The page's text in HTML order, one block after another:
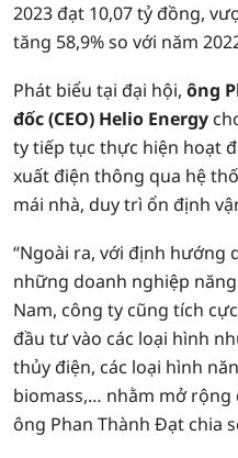
2023 đạt 10,07 tỷ đồng,
tăng 58,9% so với năm
Phát biểu tại đại hội, ông
đốc (CEO) Helio Energy
ty tiếp tục thực hiện hoạt
xuất điện thông qua hệ
mái nhà, duy trì ổn định
“Ngoài ra, với định
những doanh nghiệp
Nam, công ty cũng tích
đầu tư vào các loại hình
thủy điện, các loại hình
biomass,… nhằm mở rộng
ông Phan Thành Đạt chia